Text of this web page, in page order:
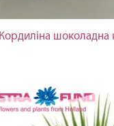
Кордиліна шоколадна